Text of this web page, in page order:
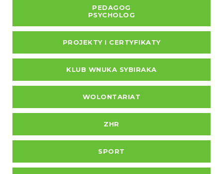
PEDAGOG
PSYCHOLOG
PROJEKTY I CERTYFIKATY
KLUB WNUKA SYBIRAKA
WOLONTARIAT
ZHR
SPORT